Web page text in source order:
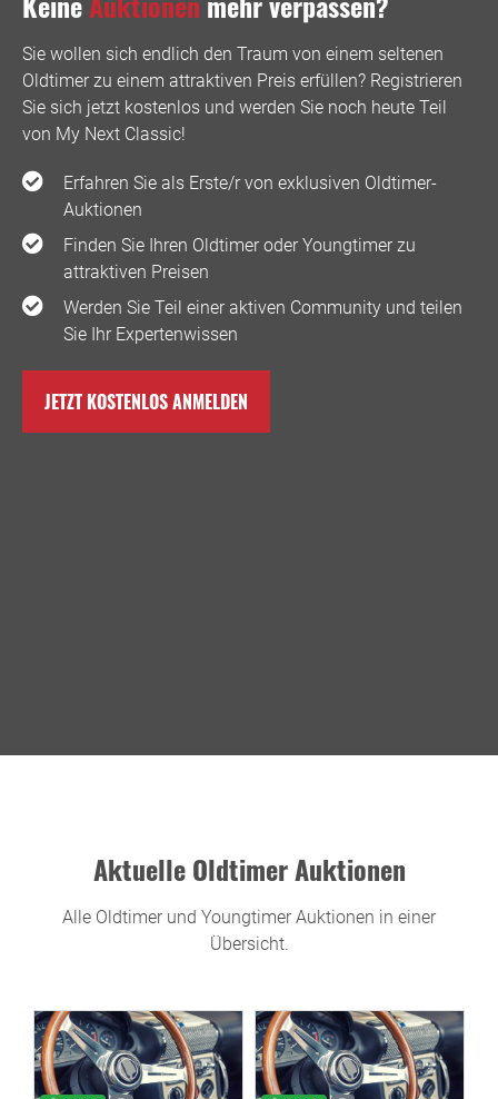
Sie wollen sich endlich den Traum von einem seltenen
Oldtimer zu einem attraktiven Preis erfüllen? Registrieren
Sie sich jetzt kostenlos und werden Sie noch heute Teil
von My Next Classic! ️
Erfahren Sie als Erste/r von exklusiven Oldtimer-
Auktionen
Finden Sie Ihren Oldtimer oder Youngtimer zu
attraktiven Preisen
Werden Sie Teil einer aktiven Community und teilen
Sie Ihr Expertenwissen
JETZT KOSTENLOS ANMELDEN
Aktuelle Oldtimer Auktionen
Alle Oldtimer und Youngtimer Auktionen in einer
Übersicht.